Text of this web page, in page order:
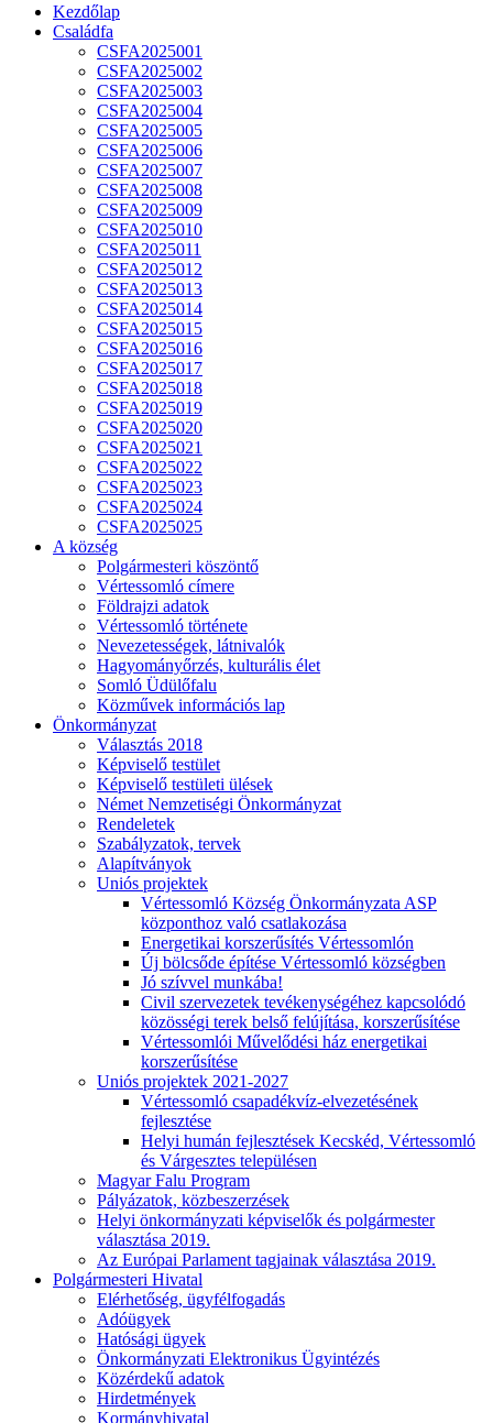
Kezdőlap
Családfa
CSFA2025001
CSFA2025002
CSFA2025003
CSFA2025004
CSFA2025005
CSFA2025006
CSFA2025007
CSFA2025008
CSFA2025009
CSFA2025010
CSFA2025011
CSFA2025012
CSFA2025013
CSFA2025014
CSFA2025015
CSFA2025016
CSFA2025017
CSFA2025018
CSFA2025019
CSFA2025020
CSFA2025021
CSFA2025022
CSFA2025023
CSFA2025024
CSFA2025025
A község
Polgármesteri köszöntő
Vértessomló címere
Földrajzi adatok
Vértessomló története
Nevezetességek, látnivalók
Hagyományőrzés, kulturális élet
Somló Üdülőfalu
Közművek információs lap
Önkormányzat
Választás 2018
Képviselő testület
Képviselő testületi ülések
Német Nemzetiségi Önkormányzat
Rendeletek
Szabályzatok, tervek
Alapítványok
Uniós projektek
Vértessomló Község Önkormányzata ASP
központhoz való csatlakozása
Energetikai korszerűsítés Vértessomlón
Új bölcsőde építése Vértessomló községben
Jó szívvel munkába!
Civil szervezetek tevékenységéhez kapcsolódó
közösségi terek belső felújítása, korszerűsítése
Vértessomlói Művelődési ház energetikai
korszerűsítése
Uniós projektek 2021-2027
Vértessomló csapadékvíz-elvezetésének
fejlesztése
Helyi humán fejlesztések Kecskéd, Vértessomló
és Várgesztes településen
Magyar Falu Program
Pályázatok, közbeszerzések
Helyi önkormányzati képviselők és polgármester
választása 2019.
Az Európai Parlament tagjainak választása 2019.
Polgármesteri Hivatal
Elérhetőség, ügyfélfogadás
Adóügyek
Hatósági ügyek
Önkormányzati Elektronikus Ügyintézés
Közérdekű adatok
Hirdetmények
Kormányhivatal